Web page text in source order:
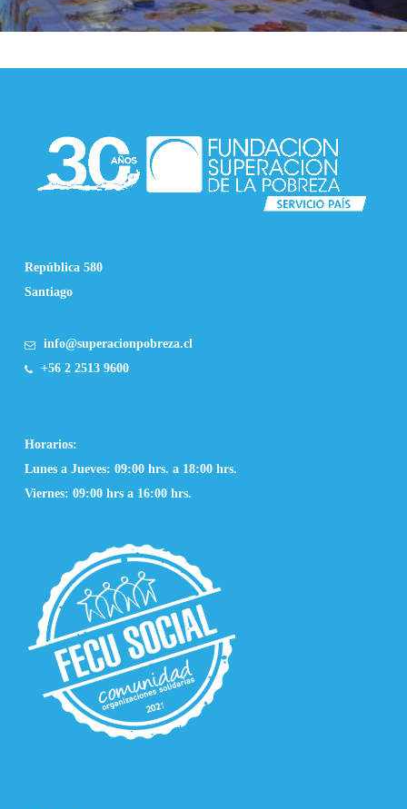
República 580
Santiago
info@superacionpobreza.cl
+56 2 2513 9600
Horarios:
Lunes a Jueves: 09:00 hrs. a 18:00 hrs.
Viernes: 09:00 hrs a 16:00 hrs.